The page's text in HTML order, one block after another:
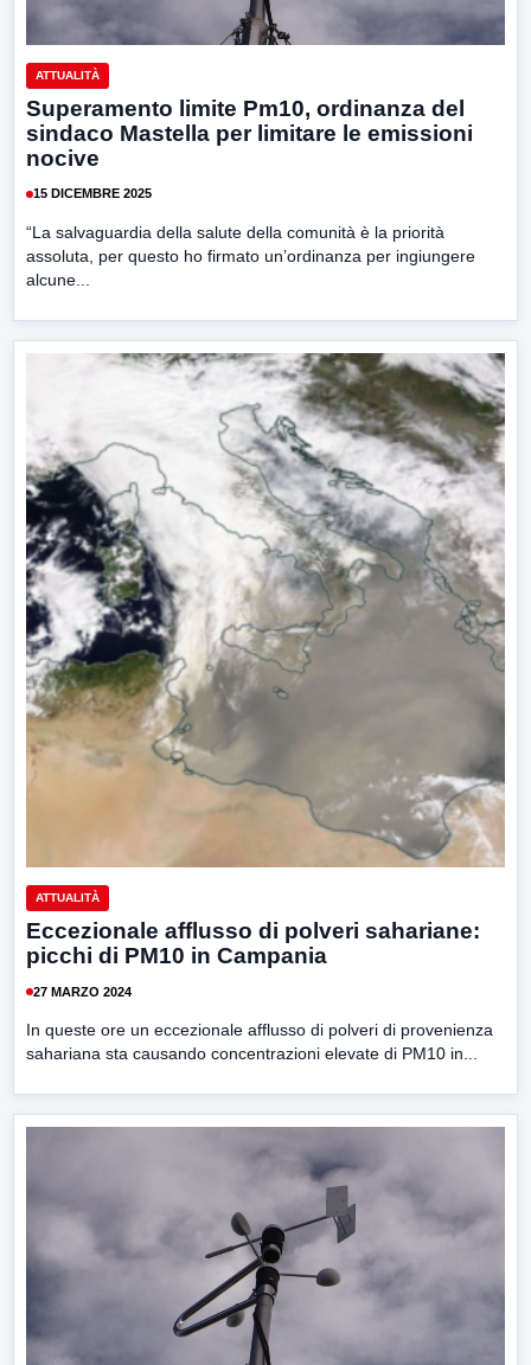
ATTUALITÀ
Superamento limite Pm10, ordinanza del
sindaco Mastella per limitare le emissioni
nocive ​
15 DICEMBRE 2025
“La salvaguardia della salute della comunità è la priorità
assoluta, per questo ho firmato un’ordinanza per ingiungere
alcune...
ATTUALITÀ
Eccezionale afflusso di polveri sahariane:
picchi di PM10 in Campania
27 MARZO 2024
In queste ore un eccezionale afflusso di polveri di provenienza
sahariana sta causando concentrazioni elevate di PM10 in...